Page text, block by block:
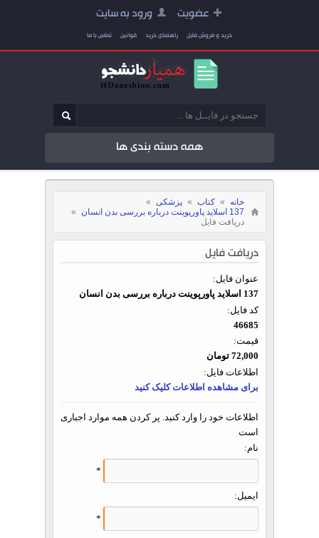
عضویت ورود به سایت
خرید و فروش فایل راهنمای خرید قوانین تماس با ما
همه دسته بندی ها
خانه » کتاب » پزشکی »
137 اسلاید پاورپوینت درباره بررسی بدن انسان
»
دریافت فایل
دریافت فایل
عنوان فایل:
137 اسلاید پاورپوینت درباره بررسی بدن انسان
کد فایل:
46685
قیمت:
72,000 تومان
اطلاعات فایل:
برای مشاهده اطلاعات کلیک کنید
اطلاعات خود را وارد کنید. پر کردن همه موارد اجباری
است
نام:
*
ایمیل:
*